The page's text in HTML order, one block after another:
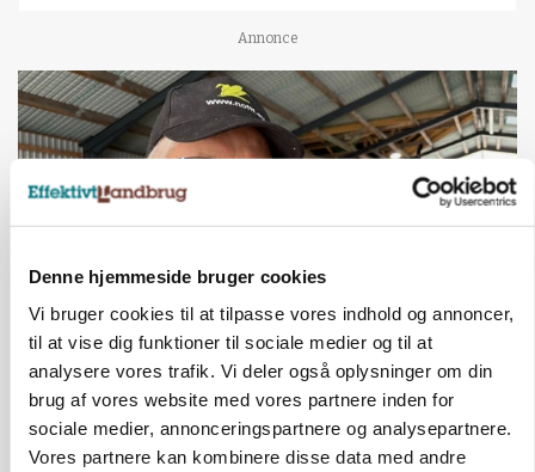
Denne hjemmeside bruger cookies
Vi bruger cookies til at tilpasse vores indhold og annoncer,
til at vise dig funktioner til sociale medier og til at
analysere vores trafik. Vi deler også oplysninger om din
brug af vores website med vores partnere inden for
sociale medier, annonceringspartnere og analysepartnere.
Vores partnere kan kombinere disse data med andre
Annonce
POLITIK
»Nu stopper I«: Landbrugsdebattør og
protestgruppe vil demonstrere mod ny
gødskningslov